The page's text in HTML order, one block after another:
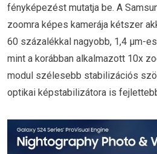
fényképezést mutatja be. A
zoomra képes kamerája kétszer
60 százalékkal nagyobb, 1,4 μm-
mint a korábban alkalmazott 10x
modul szélesebb stabilizációs
optikai képstabilizátora is